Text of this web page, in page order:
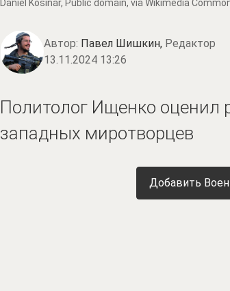
Daniel Košinár, Public domain, via Wikimedia
Автор: Павел Шишкин, Редактор
13.11.2024 13:26
Политолог Ищенко оценил
западных миротворцев
Добавить